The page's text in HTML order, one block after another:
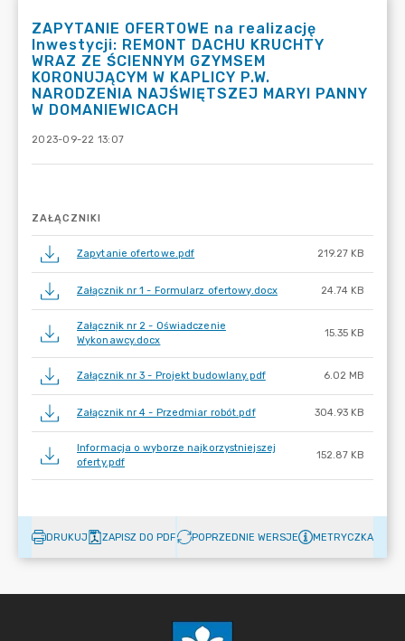
ZAPYTANIE OFERTOWE na realizację
Inwestycji: REMONT DACHU KRUCHTY
WRAZ ZE ŚCIENNYM GZYMSEM
KORONUJĄCYM W KAPLICY P.W.
NARODZENIA NAJŚWIĘTSZEJ MARYI PANNY
W DOMANIEWICACH
2023-09-22 13:07
ZAŁĄCZNIKI
Zapytanie ofertowe.pdf 219.27 KB
Załącznik nr 1 - Formularz ofertowy.docx 24.74 KB
Załącznik nr 2 - Oświadczenie
Wykonawcy.docx
15.35 KB
Załącznik nr 3 - Projekt budowlany.pdf 6.02 MB
Załącznik nr 4 - Przedmiar robót.pdf 304.93 KB
Informacja o wyborze najkorzystniejszej
oferty.pdf
152.87 KB
DRUKUJ ZAPISZ DO PDF POPRZEDNIE WERSJE METRYCZKA